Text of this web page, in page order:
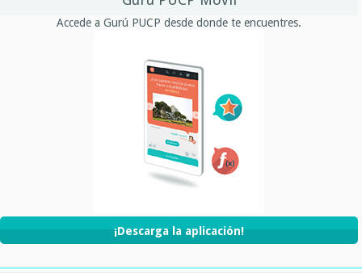
Accede a Gurú PUCP desde donde te encuentres.
¡Descarga la aplicación!